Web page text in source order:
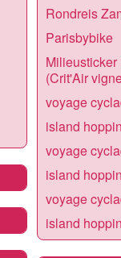
Rondreis
Parisbybike
Milieusticker
(Crit'Air
voyage
island
voyage
island
voyage
island